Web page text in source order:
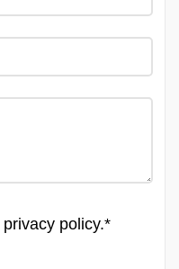
privacy policy.*